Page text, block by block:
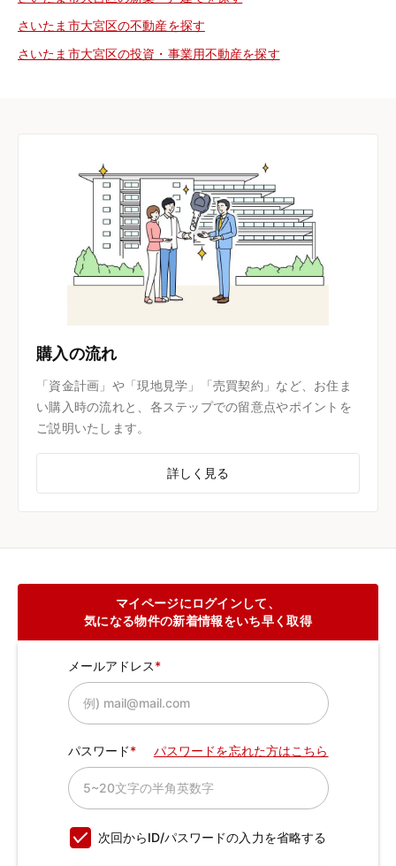
さいたま市大宮区の不動産を探す
さいたま市大宮区の投資・事業用不動産を探す
購入の流れ
「資金計画」や「現地見学」「売買契約」など、お住ま
い購入時の流れと、各ステップでの留意点やポイントを
ご説明いたします。
詳しく見る
マイページにログインして、
気になる物件の新着情報をいち早く取得
メールアドレス
パスワード パスワードを忘れた方はこちら
次回からID/パスワードの入力を省略する